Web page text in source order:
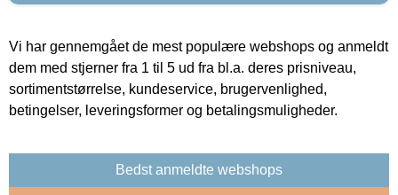
Vi har gennemgået de mest populære webshops og anmeldt
dem med stjerner fra 1 til 5 ud fra bl.a. deres prisniveau,
sortimentstørrelse, kundeservice, brugervenlighed,
betingelser, leveringsformer og betalingsmuligheder.
Bedst anmeldte webshops